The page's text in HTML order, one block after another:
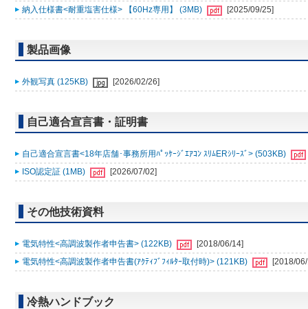
納入仕様書<耐重塩害仕様> 【60Hz専用】 (3MB)
[2025/09/25]
製品画像
外観写真 (125KB) [2026/02/26]
自己適合宣言書・証明書
自己適合宣言書<18年店舗･事務所用ﾊﾟｯｹｰｼﾞｴｱｺﾝ ｽﾘﾑERｼﾘｰｽﾞ> (503KB)
ISO認定証 (1MB)
[2026/07/02]
その他技術資料
電気特性<高調波製作者申告書> (122KB)
[2018/06/14]
電気特性<高調波製作者申告書(ｱｸﾃｨﾌﾞﾌｨﾙﾀｰ取付時)> (121KB)
[2018/
冷熱ハンドブック